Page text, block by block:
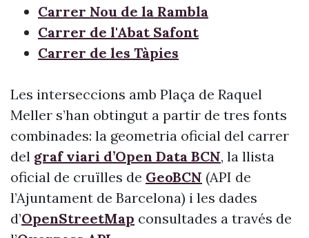
Carrer Nou de la Rambla
Carrer de l'Abat Safont
Carrer de les Tàpies
Les interseccions amb Plaça de Raquel
Meller s’han obtingut a partir de tres fonts
combinades: la geometria oficial del carrer
del graf viari d’Open Data BCN, la llista
oficial de cruïlles de GeoBCN (API de
l’Ajuntament de Barcelona) i les dades
d’OpenStreetMap consultades a través de